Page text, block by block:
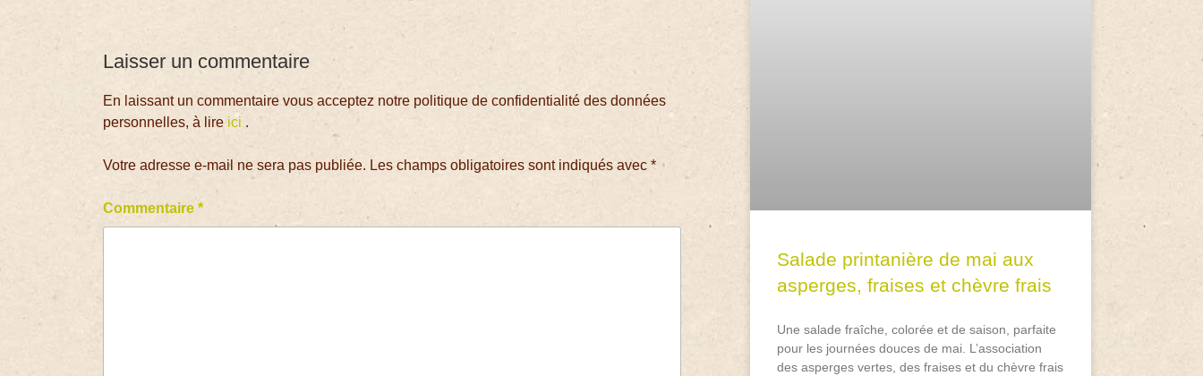
Laisser un commentaire
En laissant un commentaire vous acceptez notre politique de confidentialité des données
personnelles, à lire ici .
Votre adresse e-mail ne sera pas publiée. Les champs obligatoires sont indiqués avec*
Commentaire*
Salade printanière de mai aux
asperges, fraises et chèvre frais
Une salade fraîche, colorée et de saison, parfaite
pour les journées douces de mai. L’association
des asperges vertes, des fraises et du chèvre frais